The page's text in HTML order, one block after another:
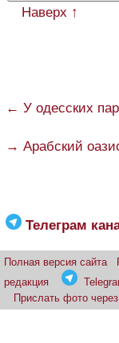
Наверх ↑
← У одесских
→ Арабский
Телеграм
Полная версия сайта
редакция
Прислать фото